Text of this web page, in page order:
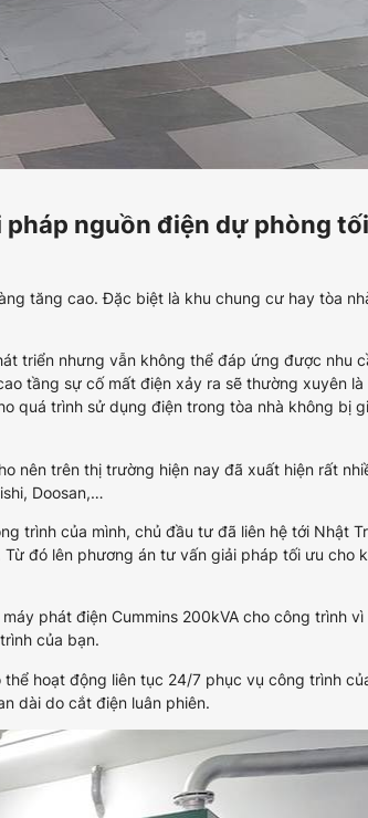
pháp nguồn điện dự phòng tối
tăng cao. Đặc biệt là khu chung cư hay tòa
triển nhưng vẫn không thể đáp ứng được nhu
tầng sự cố mất điện xảy ra sẽ thường xuyên là
quá trình sử dụng điện trong tòa nhà không bị
nên trên thị trường hiện nay đã xuất hiện rất
Doosan,…
trình của mình, chủ đầu tư đã liên hệ tới Nhật
đó lên phương án tư vấn giải pháp tối ưu cho
phát điện Cummins 200kVA cho công trình vì
của bạn.
hoạt động liên tục 24/7 phục vụ công trình
dài do cắt điện luân phiên.